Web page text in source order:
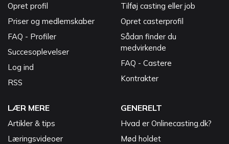
Opret profil
Priser og medlemskaber
FAQ - Profiler
Succesoplevelser
Log ind
RSS
Tilføj casting eller job
Opret casterprofil
Sådan finder du
medvirkende
FAQ - Castere
Kontrakter
LÆR MERE
Artikler & tips
Læringsvideoer
GENERELT
Hvad er Onlinecasting.dk?
Mød holdet